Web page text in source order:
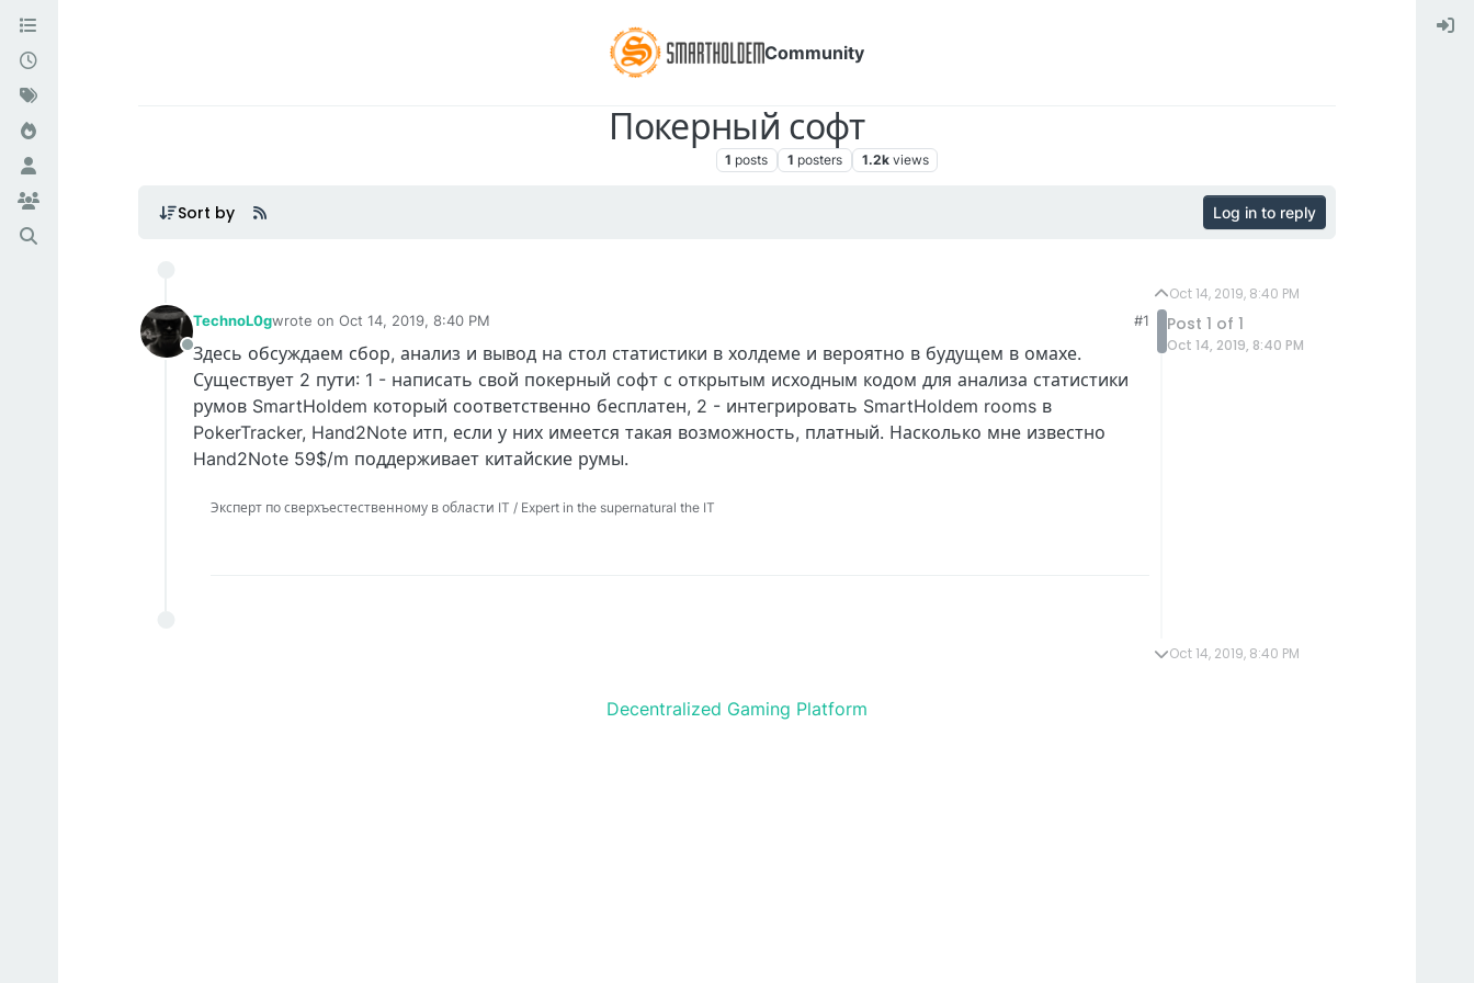
Community
Покерный софт
1 posts 1 posters 1.2k views
Sort by Log in to reply
Offline
TechnoL0gwrote on Oct 14, 2019, 8:40 PM
last edited by
#1
Здесь обсуждаем сбор, анализ и вывод на стол статистики в холдеме и вероятно в будущем в омахе.
Существует 2 пути: 1 - написать свой покерный софт с открытым исходным кодом для анализа статистики
румов SmartHoldem который соответственно бесплатен, 2 - интегрировать SmartHoldem rooms в
PokerTracker, Hand2Note итп, если у них имеется такая возможность, платный. Насколько мне известно
Hand2Note 59$/m поддерживает китайские румы.
Эксперт по сверхъестественному в области IT / Expert in the supernatural the IT
Oct 14, 2019, 8:40 PM
Post 1 of 1
Oct 14, 2019, 8:40 PM
Oct 14, 2019, 8:40 PM
Decentralized Gaming Platform